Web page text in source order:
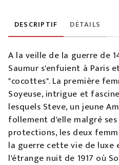
DESCRIPTIF DÉTAILS
A la veille de la guerre de
Saumur s'enfuient à Paris
"cocottes". La première
Soyeuse, intrigue et
lesquels Steve, un jeune
follement d'elle malgré
protections, les deux
la guerre cette vie de luxe
l'étrange nuit de 1917 où